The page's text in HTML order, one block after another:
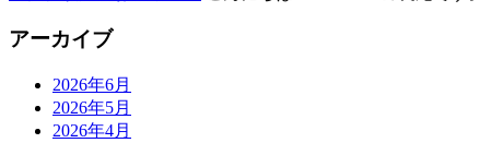
アーカイブ
2026年6月
2026年5月
2026年4月